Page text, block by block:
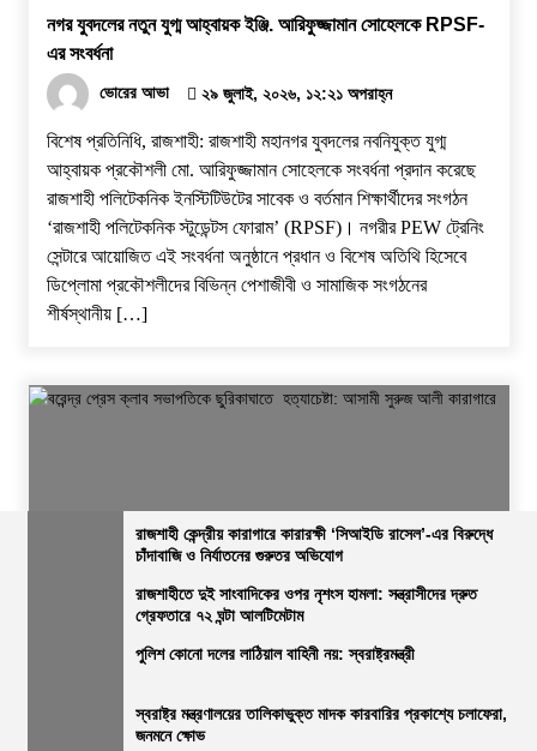
নগর যুবদলের নতুন যুগ্ম আহ্বায়ক ইঞ্জি. আরিফুজ্জামান সোহেলকে RPSF-
এর সংবর্ধনা
ভোরের আভা ২৯ জুলাই, ২০২৬, ১২:২১ অপরাহ্ন
বিশেষ প্রতিনিধি, রাজশাহী: রাজশাহী মহানগর যুবদলের নবনিযুক্ত যুগ্ম
আহ্বায়ক প্রকৌশলী মো. আরিফুজ্জামান সোহেলকে সংবর্ধনা প্রদান করেছে
রাজশাহী পলিটেকনিক ইনস্টিটিউটের সাবেক ও বর্তমান শিক্ষার্থীদের সংগঠন
‘রাজশাহী পলিটেকনিক স্টুডেন্টস ফোরাম’ (RPSF)। ​নগরীর PEW ট্রেনিং
সেন্টারে আয়োজিত এই সংবর্ধনা অনুষ্ঠানে প্রধান ও বিশেষ অতিথি হিসেবে
ডিপ্লোমা প্রকৌশলীদের বিভিন্ন পেশাজীবী ও সামাজিক সংগঠনের
শীর্ষস্থানীয় […]
নির্বাচিত খবর রাজশাহীর সংবাদ সারাদেশ
বরেন্দ্র প্রেস ক্লাব সভাপতিকে ছুরিকাঘাতে হত্যাচেষ্টা: আসামী সুরুজ আলী
নিজস্ব প্রতিবেদক, রাজশাহী: ​রাজশাহী বরেন্দ্র প্রেস ক্লাবে বেআইনি
রাজশাহী কেন্দ্রীয় কারাগারে কারারক্ষী ‘সিআইডি রাসেল’-এর বিরুদ্ধে
চাঁদাবাজি ও নির্যাতনের গুরুতর অভিযোগ
রাজশাহীতে দুই সাংবাদিকের ওপর নৃশংস হামলা: সন্ত্রাসীদের দ্রুত
গ্রেফতারে ৭২ ঘন্টা আলটিমেটাম
পুলিশ কোনো দলের লাঠিয়াল বাহিনী নয়: স্বরাষ্ট্রমন্ত্রী
স্বরাষ্ট্র মন্ত্রণালয়ের তালিকাভুক্ত মাদক কারবারির প্রকাশ্যে চলাফেরা,
জনমনে ক্ষোভ